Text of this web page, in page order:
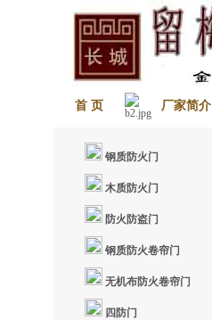
首 页 厂家简介
钢质防火门
木质防火门
防火防盗门
钢质防火卷帘门
无机布防火卷帘门
四防门